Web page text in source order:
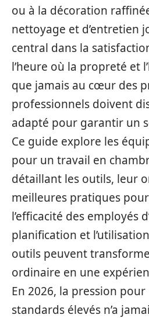
ou à la décoration
nettoyage et d’entretien
central dans la
l’heure où la propreté et
que jamais au cœur des
professionnels doivent
adapté pour garantir un
Ce guide explore les
pour un travail en
détaillant les outils, leur
meilleures pratiques
l’efficacité des employés
planification et
outils peuvent
ordinaire en une
En 2026, la pression
standards élevés n’a